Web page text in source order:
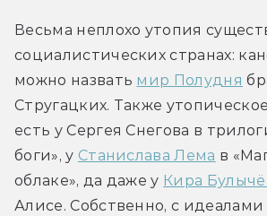
Весьма неплохо утопия
социалистических странах:
можно назвать мир Полудня
Стругацких. Также
есть у Сергея Снегова в
боги», у Станислава Лема в
облаке», да даже у Кира
Алисе. Собственно, с